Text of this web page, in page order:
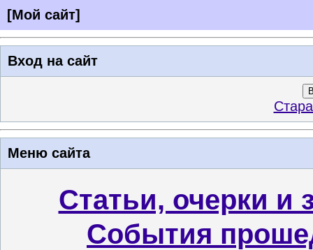
[Мой сайт]
Вход на сайт
Меню сайта
Статьи, очерки и
События